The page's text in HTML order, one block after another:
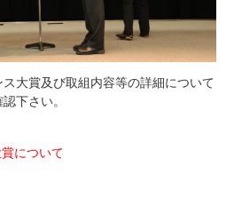
大賞及び取組内容等の詳細について
下さい。
について